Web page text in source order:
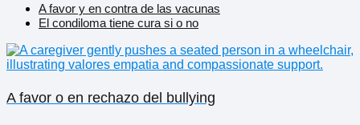
A favor y en contra de las vacunas
El condiloma tiene cura si o no
A favor o en rechazo del bullying